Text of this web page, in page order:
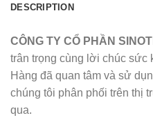
DESCRIPTION
CÔNG TY CỔ PHẦN
trân trọng cùng lời chúc sức
Hàng đã quan tâm và sử
chúng tôi phân phối trên thị
qua.